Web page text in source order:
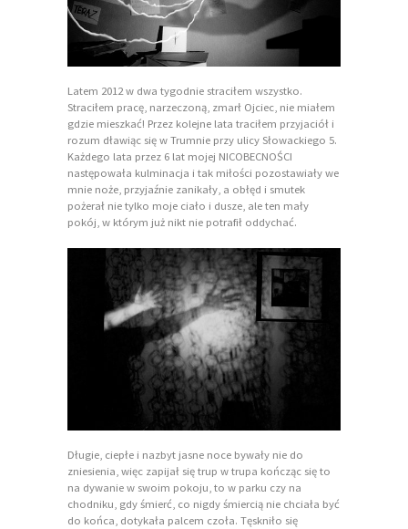
Latem 2012 w dwa tygodnie straciłem wszystko.
Straciłem pracę, narzeczoną, zmarł Ojciec, nie miałem
gdzie mieszkać! Przez kolejne lata traciłem przyjaciół i
rozum dławiąc się w Trumnie przy ulicy Słowackiego 5.
Każdego lata przez 6 lat mojej NICOBECNOŚCI
następowała kulminacja i tak miłości pozostawiały we
mnie noże, przyjaźnie zanikały, a obłęd i smutek
pożerał nie tylko moje ciało i dusze, ale ten mały
pokój, w którym już nikt nie potrafił oddychać.
Długie, ciepłe i nazbyt jasne noce bywały nie do
zniesienia, więc zapijał się trup w trupa kończąc się to
na dywanie w swoim pokoju, to w parku czy na
chodniku, gdy śmierć, co nigdy śmiercią nie chciała być
do końca, dotykała palcem czoła. Tęskniło się